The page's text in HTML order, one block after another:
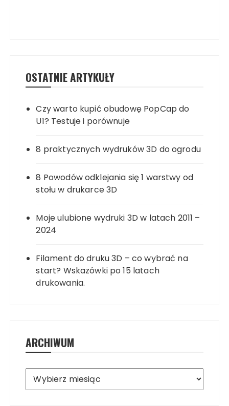
OSTATNIE ARTYKUŁY
Czy warto kupić obudowę PopCap do
U1? Testuje i porównuje
8 praktycznych wydruków 3D do ogrodu
8 Powodów odklejania się 1 warstwy od
stołu w drukarce 3D
Moje ulubione wydruki 3D w latach 2011 –
2024
Filament do druku 3D – co wybrać na
start? Wskazówki po 15 latach
drukowania.
ARCHIWUM
Archiwum